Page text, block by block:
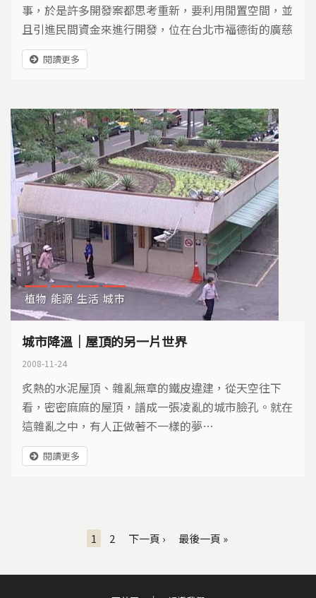
事，於是許多開發案都思考重新，要利用閒置空間，並
且引進民間資金來進行開發，位在台北市福德街的廣慈
博愛院就是一例。占地6.5公頃的社福用地，未來會切
割出1.6公頃的商業用地，蓋起與捷運共構的住商大樓
數的台北市民，還不知道有這樣的一個BOT案正在進
行…
閱讀更多
植物 能源 生活 城市
城市降溫｜屋頂的另一片世界
2008-11-24
炙熱的水泥屋頂、雜亂無章的鐵皮違建，從天空往下
看，密密麻麻的屋頂，譜成一張凌亂的城市臉孔。就在
這雜亂之中，有人正做著不一樣的夢…
閱讀更多
1 2 下一頁 › 最後一頁 »